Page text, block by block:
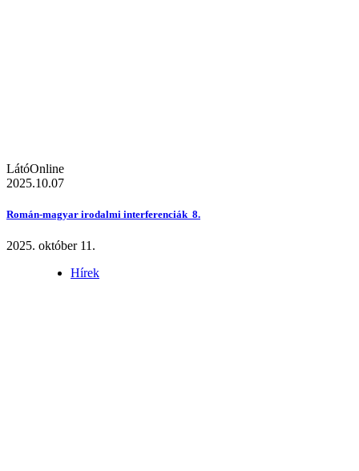
LátóOnline
2025.10.07
Román-magyar irodalmi interferenciák 8.
2025. október 11.
Hírek